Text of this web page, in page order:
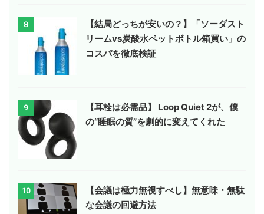
8
【結局どっちが安いの？】「ソーダスト
リームvs炭酸水ペットボトル箱買い」の
コスパを徹底検証
9
【耳栓は必需品】 Loop Quiet 2が、僕
の“睡眠の質”を劇的に変えてくれた
10
【会議は極力無視すべし】無意味・無駄
な会議の回避方法